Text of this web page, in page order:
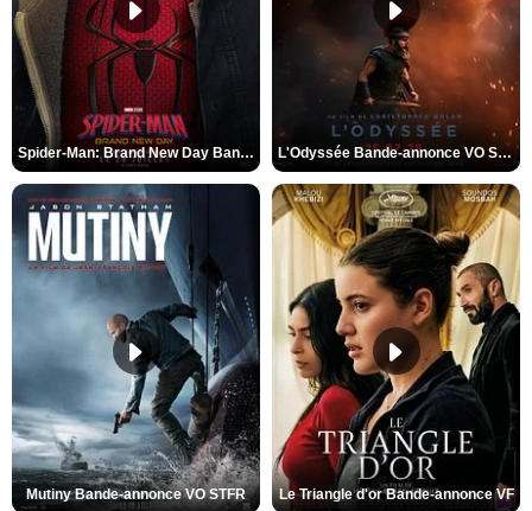
Spider-Man: Brand New Day Bande-annonce VO STFR L'Odyssée Bande-annonce VO STFR
Mutiny Bande-annonce VO STFR Le Triangle d'or Bande-annonce VF